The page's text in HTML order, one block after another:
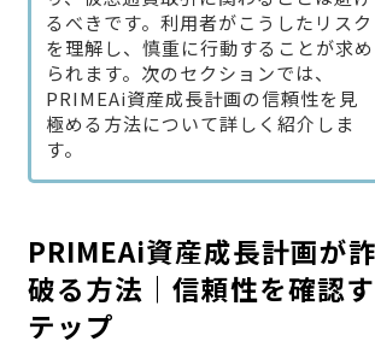
るべきです。利用者がこうしたリスク
を理解し、慎重に行動することが求め
られます。次のセクションでは、
PRIMEAi資産成長計画の信頼性を見
極める方法について詳しく紹介しま
す。
PRIMEAi資産成長計画が
破る方法｜信頼性を確認
テップ